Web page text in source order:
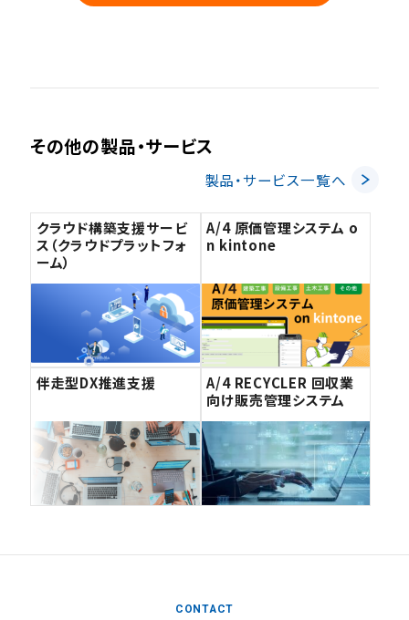
その他の製品・サービス
製品・サービス一覧へ
クラウド構築支援サービ
ス（クラウドプラットフォ
ーム）
A/4 原価管理システム o
n kintone
伴走型DX推進支援
A/4 RECYCLER 回収業
向け販売管理システム
CONTACT